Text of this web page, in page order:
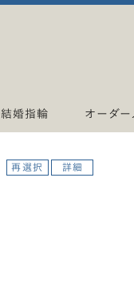
結婚指輪 オーダー
再選択 詳細